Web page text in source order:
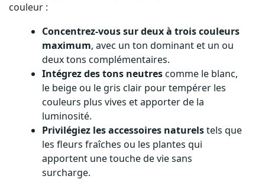
couleur :
Concentrez-vous sur deux à trois couleurs
maximum, avec un ton dominant et un ou
deux tons complémentaires.
Intégrez des tons neutrescomme le blanc,
le beige ou le gris clair pour tempérer les
couleurs plus vives et apporter de la
luminosité.
Privilégiez les accessoires naturelstels que
les fleurs fraîches ou les plantes qui
apportent une touche de vie sans
surcharge.